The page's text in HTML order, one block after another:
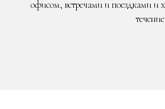
офисом, встречами и поездками и